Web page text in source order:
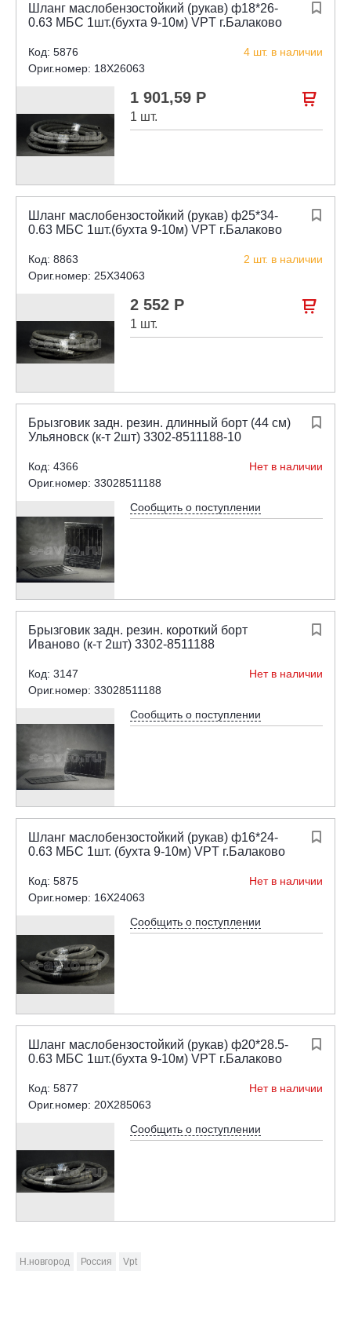

Шланг маслобензостойкий (рукав) ф18*26-
0.63 МБС 1шт.(бухта 9-10м) VPT г.Балаково
Код: 5876
4 шт. в наличии
Ориг.номер: 18X26063
1 901,59 Р
1 шт.


Шланг маслобензостойкий (рукав) ф25*34-
0.63 МБС 1шт.(бухта 9-10м) VPT г.Балаково
Код: 8863
2 шт. в наличии
Ориг.номер: 25X34063
2 552 Р
1 шт.


Брызговик задн. резин. длинный борт (44 см)
Ульяновск (к-т 2шт) 3302-8511188-10
Код: 4366
Нет в наличии
Ориг.номер: 33028511188
Сообщить о поступлении

Брызговик задн. резин. короткий борт
Иваново (к-т 2шт) 3302-8511188
Код: 3147
Нет в наличии
Ориг.номер: 33028511188
Сообщить о поступлении

Шланг маслобензостойкий (рукав) ф16*24-
0.63 МБС 1шт. (бухта 9-10м) VPT г.Балаково
Код: 5875
Нет в наличии
Ориг.номер: 16X24063
Сообщить о поступлении

Шланг маслобензостойкий (рукав) ф20*28.5-
0.63 МБС 1шт.(бухта 9-10м) VPT г.Балаково
Код: 5877
Нет в наличии
Ориг.номер: 20X285063
Сообщить о поступлении
Н.новгород Россия Vpt